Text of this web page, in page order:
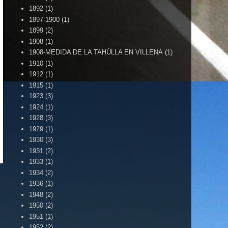
CUÉNTAME ......
1892 (1)
1897-1900 (1)
1899 (2)
1908 (1)
1908-MEDIDA DE LA TAHÚLLA EN VILLENA (1)
1910 (1)
1912 (1)
1915 (1)
1923 (3)
1924 (1)
1928 (3)
1929 (1)
1930 (3)
1931 (2)
1933 (1)
1934 (2)
1936 (1)
1948 (2)
1950 (2)
1951 (1)